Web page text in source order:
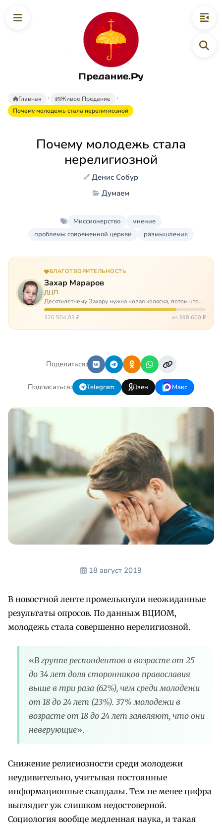
Предание.Ру
Главная
Живое Предание
Почему молодежь стала нерелигиозной
Почему молодежь стала
нерелигиозной
Денис Собур
Думаем
Миссионерство
мнение
проблемы современной церкви
размышления
БЛАГОТВОРИТЕЛЬНОСТЬ
Захар Мараров
ДЦП
Десятилетнему Захару нужна новая коляска, потом что
старая сломалась. А без коляски он не сможет не только
просто выходить из дома, но и продолжать лечение в
326 504,03 ₽ из 398 600 ₽
Поделиться:
Подписаться: Telegram Дзен Макс
18 август 2019
В новостной ленте промелькнули неожиданные
результаты опросов. По данным ВЦИОМ,
молодежь стала совершенно нерелигиозной.
«В группе респондентов в возрасте от 25
до 34 лет доля сторонников православия
выше в три раза (62%), чем среди молодежи
от 18 до 24 лет (23%). 37% молодежи в
возрасте от 18 до 24 лет заявляют, что они
неверующие».
Снижение религиозности среди молодежи
неудивительно, учитывая постоянные
информационные скандалы. Тем не менее цифра
выглядит уж слишком недостоверной.
Социология вообще медленная наука, и такая